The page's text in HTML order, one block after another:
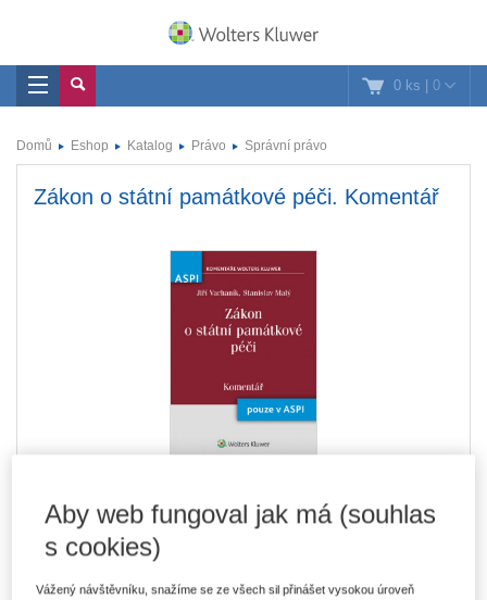
0 ks | 0
Domů Eshop Katalog Právo Správní právo
Zákon o státní památkové péči. Komentář
Ke stažení
obsah.pdf
ukazka.pdf
Aby web fungoval jak má (souhlas
s cookies)
Vážený návštěvníku, snažíme se ze všech sil přinášet vysokou úroveň